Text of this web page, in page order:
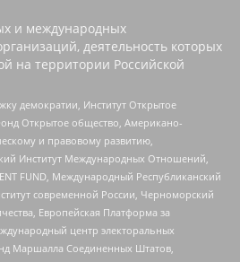
и международных
деятельность которых
на территории Российской
демократии, Институт Открытое
Открытое общество, Американо-
и правовому развитию,
Институт Международных Отношений,
FUND, Международный Республиканский
современной России, Черноморский
Европейская Платформа за
центр электоральных
Маршалла Соединенных Штатов,